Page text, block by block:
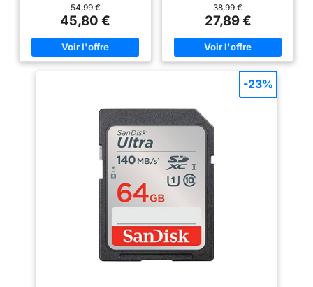
SanDisk QuickFlow Combinez
la carte SanDisk Professional
PRO-READER SD et la carte
microSD afin d'atteindre des
vitesses maximales (cartes
vendues séparément) Vitesses
de capture allant jusqu'à 90
séquentielle Enregistrez des
vidéos ininterrompues avec une
Classe de vitesse UHS 3 (U3)
et une Classe de vitesse vidéo
30 (V30) Conçue et testée en
conditions extrêmes ; résiste
aux températures extrêmes, à
l'eau, aux chocs et aux rayons X
Température de fonctionnement:
-25°C à 85°C
54,99 €
45,80 €
d'enregistrement vidéo
exceptionnelle pour vous
permettre de saisir les
souvenirs qui comptent Prenez
des photos et vidéos sans vous
arrêter. Offre une très grande
capacité de stockage pour que
vous puissiez prendre des
tonnes de photos et des heures
de vidéo Full HD (1080p) sans
changer de carte Davantage de
temps, davantage de souvenirs.
Gagnez du temps grâce à des
vous aider à déplacer vos
photos et vidéos Full HD
rapidement Conçues pour être
robustes. Les cartes SanDisk
Ultra SDHC et SDXC UHS-I sont
conçues pour être robustes,
résistantes à l'eau, aux chocs,
aux rayons X et aux
températures extrêmes afin
d'aider à protéger vos
souvenirs des aléas de la vie
38,99 €
27,89 €
-23%